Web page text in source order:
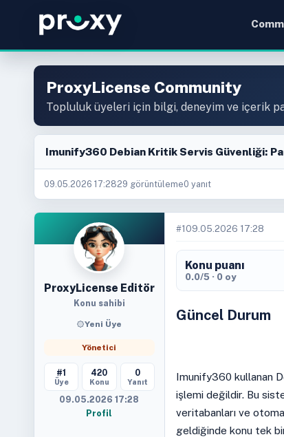
ProxyLicense Community
Topluluk üyeleri için bilgi, deneyim ve içerik
Imunify360 Debian Kritik Servis Güvenliği:
09.05.2026 17:2829 görüntüleme0 yanıt
ProxyLicense Editör
Konu sahibi
Yeni Üye
Yönetici
#1
Üye
420
Konu
0
Yanıt
09.05.2026 17:28
Profil
#1 09.05.2026 17:28
Konu puanı
0.0/5 · 0 oy
Güncel Durum
Imunify360 kullanan
işlemi değildir. Bu
veritabanları ve
geldiğinde konu tek